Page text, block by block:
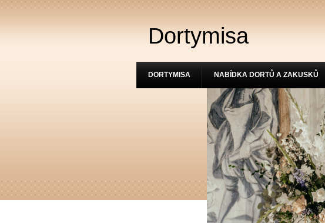
Dortymisa
DORTYMISA NABÍDKA DORTŮ A ZAKUSKŮ